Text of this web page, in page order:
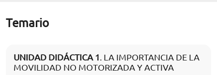
Temario
UNIDAD DIDÁCTICA 1. LA IMPORTANCIA DE LA
MOVILIDAD NO MOTORIZADA Y ACTIVA